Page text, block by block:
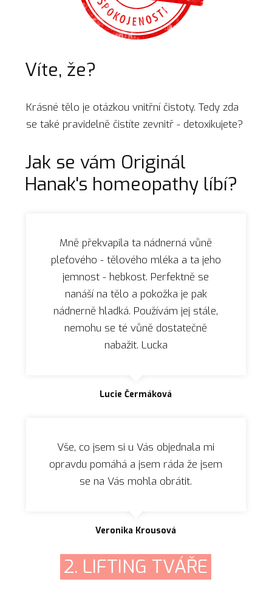
Víte, že?
Krásné tělo je otázkou vnitřní čistoty. Tedy zda
se také pravidelně čistíte zevnitř - detoxikujete?
Jak se vám Originál
Hanak's homeopathy líbí?
Mně překvapila ta nádnerná vůně
pleťového - tělového mléka a ta jeho
jemnost - hebkost. Perfektně se
nanáší na tělo a pokožka je pak
nádnerně hladká. Používám jej stále,
nemohu se té vůně dostatečně
nabažit. Lucka
Lucie Čermáková
Vše, co jsem si u Vás objednala mi
opravdu pomáhá a jsem ráda že jsem
se na Vás mohla obrátit.
Veronika Krousová
2. LIFTING TVÁŘE